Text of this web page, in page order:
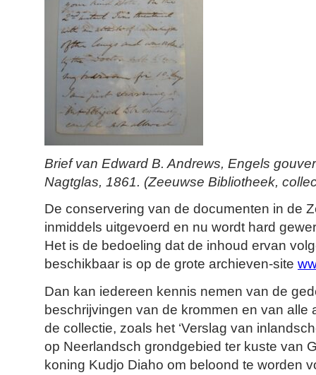
Brief van Edward B. Andrews, Engels
Nagtglas, 1861. (Zeeuwse Bibliotheek,
De conservering van de documenten in de
inmiddels uitgevoerd en nu wordt hard
Het is de bedoeling dat de inhoud ervan
beschikbaar is op de grote archieven-site
Dan kan iedereen kennis nemen van de
beschrijvingen van de krommen en van alle
de collectie, zoals het ‘Verslag van
op Neerlandsch grondgebied ter kuste van
koning Kudjo Diaho om beloond te worden